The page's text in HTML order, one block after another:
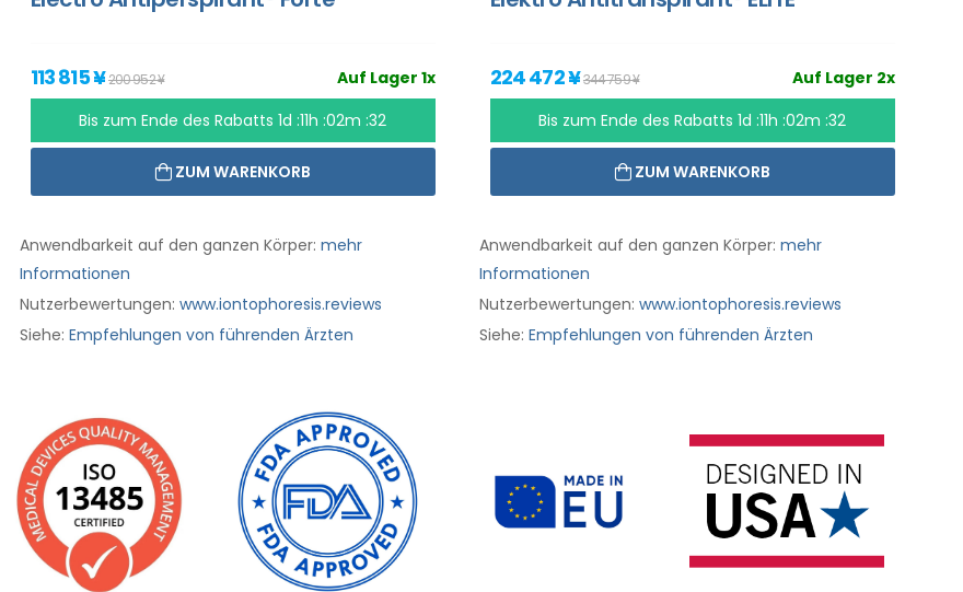
Auf Lager 1x
113 815 ¥200 952 ¥
Bis zum Ende des Rabatts1d :11h :02m :31
ZUM WARENKORB
Anwendbarkeit auf den ganzen Körper: mehr
Informationen
Nutzerbewertungen: www.iontophoresis.reviews
Siehe: Empfehlungen von führenden Ärzten
Auf Lager 2x
224 472 ¥344 759 ¥
Bis zum Ende des Rabatts1d :11h :02m :31
ZUM WARENKORB
Anwendbarkeit auf den ganzen Körper: mehr
Informationen
Nutzerbewertungen: www.iontophoresis.reviews
Siehe: Empfehlungen von führenden Ärzten